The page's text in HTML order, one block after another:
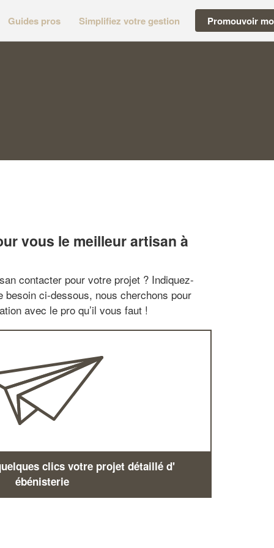
Guides pros Simplifiez votre gestion Promouvoir
vous le meilleur artisan à
contacter pour votre projet ? Indiquez-
besoin ci-dessous, nous cherchons pour
avec le pro qu’il vous faut !
clics votre projet détaillé d'
ébénisterie